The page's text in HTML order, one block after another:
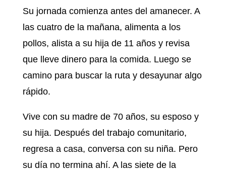
Su jornada comienza antes del amanecer. A
las cuatro de la mañana, alimenta a los
pollos, alista a su hija de 11 años y revisa
que lleve dinero para la comida. Luego se
camino para buscar la ruta y desayunar algo
rápido.
Vive con su madre de 70 años, su esposo y
su hija. Después del trabajo comunitario,
regresa a casa, conversa con su niña. Pero
su día no termina ahí. A las siete de la